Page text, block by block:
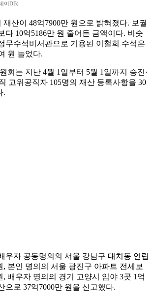
이DB)
산이 48억7900만 원으로 밝혀졌다. 보궐
다 10억5186만 원 줄어든 금액이다. 비슷
무수석비서관으로 기용된 이철희 수석은
원 늘었다.
회는 지난 4월 1일부터 5월 1일까지 승진·
고위공직자 105명의 재산 등록사항을 30
.
우자 공동명의의 서울 강남구 대치동 연립
, 본인 명의의 서울 광진구 아파트 전세보
, 배우자 명의의 경기 고양시 임야 3곳 1억
으로 37억7000만 원을 신고했다.